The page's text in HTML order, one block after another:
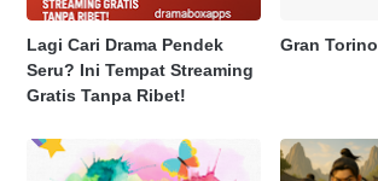
Lagi Cari Drama Pendek
Seru? Ini Tempat Streaming
Gratis Tanpa Ribet!
Gran Torino